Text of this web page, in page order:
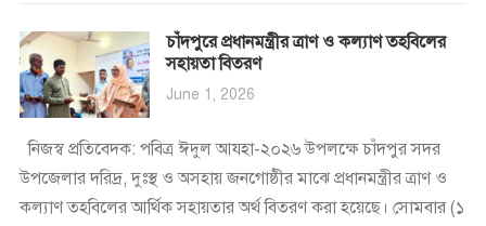
চাঁদপুরে প্রধানমন্ত্রীর ত্রাণ ও কল্যাণ তহবিলের
সহায়তা বিতরণ
June 1, 2026
নিজস্ব প্রতিবেদক: পবিত্র ঈদুল আযহা-২০২৬ উপলক্ষে চাঁদপুর সদর
উপজেলার দরিদ্র, দুঃস্থ ও অসহায় জনগোষ্ঠীর মাঝে প্রধানমন্ত্রীর ত্রাণ ও
কল্যাণ তহবিলের আর্থিক সহায়তার অর্থ বিতরণ করা হয়েছে। সোমবার (১